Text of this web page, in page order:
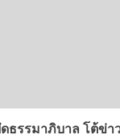
ธรรมาภิบาล โต้ข่า